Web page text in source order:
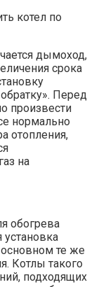
котел по
дымоход,
срока
Перед
произвести
нормально
отопления,
на
обогрева
основном те же
Котлы такого
подходящих